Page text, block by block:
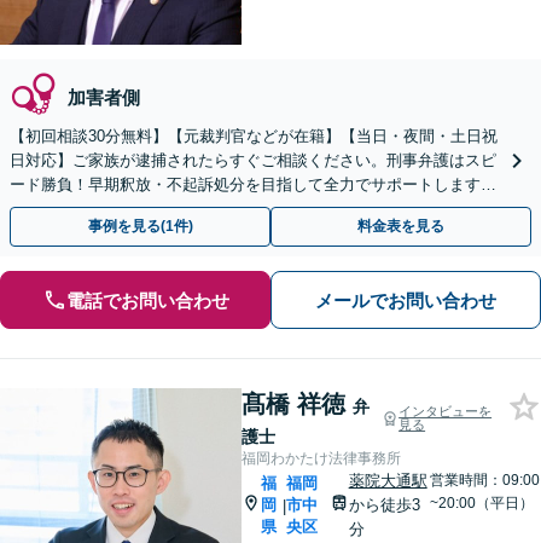
加害者側
【初回相談30分無料】【元裁判官などが在籍】【当日・夜間・土日祝
日対応】ご家族が逮捕されたらすぐご相談ください。刑事弁護はスピ
ード勝負！早期釈放・不起訴処分を目指して全力でサポートします。
【スピード対応】
事例を見る(1件) 料金表を見る
電話でお問い合わせ メールでお問い合わせ
髙橋 祥徳 弁
護士
インタビューを
見る
福岡わかたけ法律事務所
福
岡
県
|
福岡
市中
央区
薬院大通駅
から徒歩3
分
営業時間：09:00
~20:00（平日）